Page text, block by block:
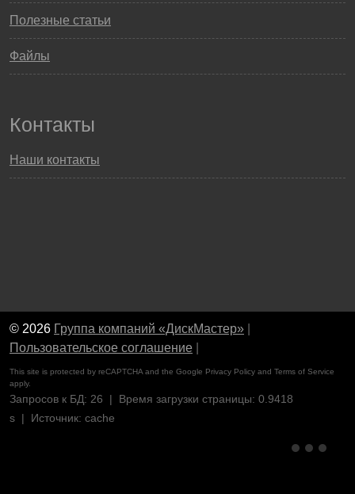
Полезные статьи
Файлы
Контакты
Наши контакты
© 2026 Группа компаний «ДискМастер»
Пользовательское соглашение
This site is protected by reCAPTCHA and the Google Privacy Policy and Terms of Service
apply.
Запросов к БД: 26 | Время загрузки страницы: 0.9418
s | Источник: cache